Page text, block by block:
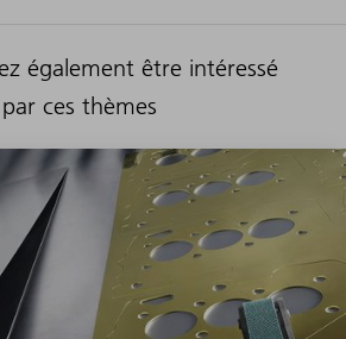
également être intéressé
par ces thèmes